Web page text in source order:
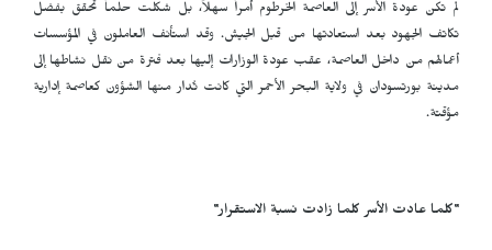
لم تكن عودة الأسر إلى العاصمة الخرطوم أمراً سهلاً، بل شكلت حلماً تحقق بفضل
تكاتف الجهود بعد استعادتها من قبل الجيش. وقد استأنف العاملون في المؤسسات
أعمالهم من داخل العاصمة، عقب عودة الوزارات إليها بعد فترة من نقل نشاطها إلى
مدينة بورتسودان في ولاية البحر الأحمر التي كانت تُدار منها الشؤون كعاصمة إدارية
مؤقتة.
"كلما عادت الأسر كلما زادت نسبة الاستقرار"